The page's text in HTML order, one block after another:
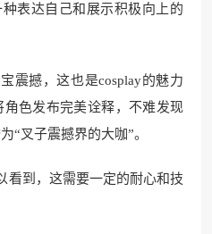
表达自己和展示积极向上的
震撼，这也是cosplay的魅力
色发布完美诠释，不难发现
“叉子震撼界的大咖”。
看到，这需要一定的耐心和技